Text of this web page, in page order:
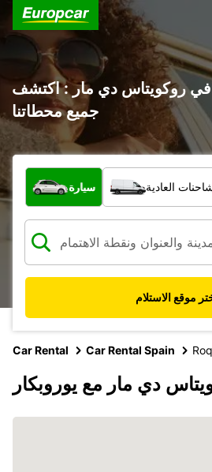
في روكويتاس دي مار : اكتشف
جميع محطاتنا
ما نوع المركبة؟
سيارة العادية
موقع الاستلام
Car Rental Car Rental Spain
دي مار مع يوروبكار